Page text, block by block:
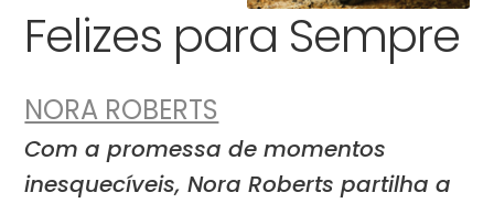
Felizes para Sempre
NORA ROBERTS
Com a promessa de momentos
inesquecíveis, Nora Roberts partilha a